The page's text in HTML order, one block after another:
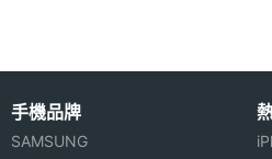
PONY P538 功能特色
◎ GSM / 900、DCS / 1800
◎ 折疊式雙螢幕機身設計、鈴
硬體效能
手機品牌
SAMSUNG